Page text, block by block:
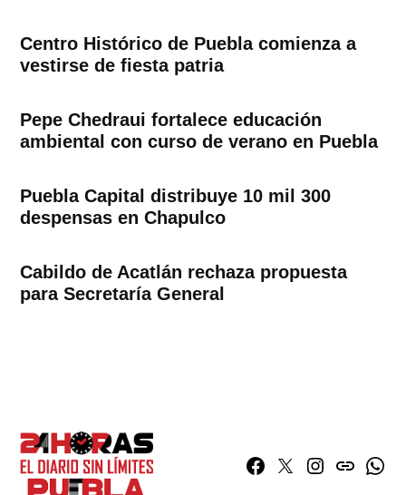
Centro Histórico de Puebla comienza a
vestirse de fiesta patria
Pepe Chedraui fortalece educación
ambiental con curso de verano en Puebla
Puebla Capital distribuye 10 mil 300
despensas en Chapulco
Cabildo de Acatlán rechaza propuesta
para Secretaría General
Facebook
TwitterInstagram
issuu